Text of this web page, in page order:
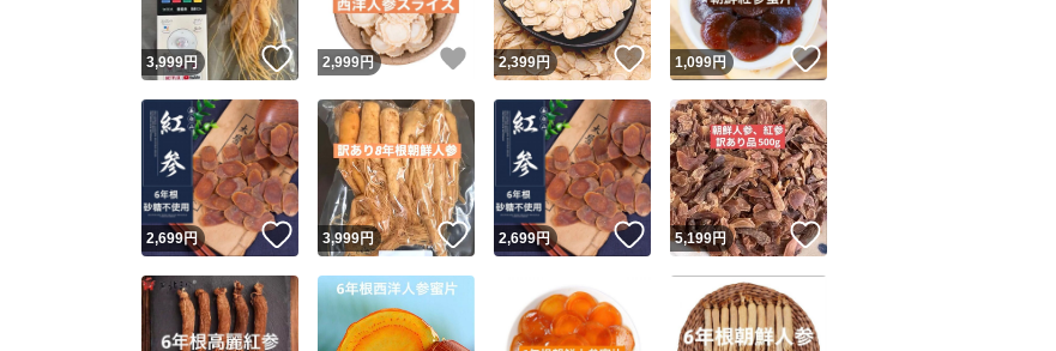
3,999円 いいね！
2,999円 いいね！
2,399円 いいね！
1,099円 いいね！
2,699円 いいね！
3,999円 いいね！
2,699円 いいね！
5,199円